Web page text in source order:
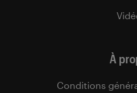
À
Conditions